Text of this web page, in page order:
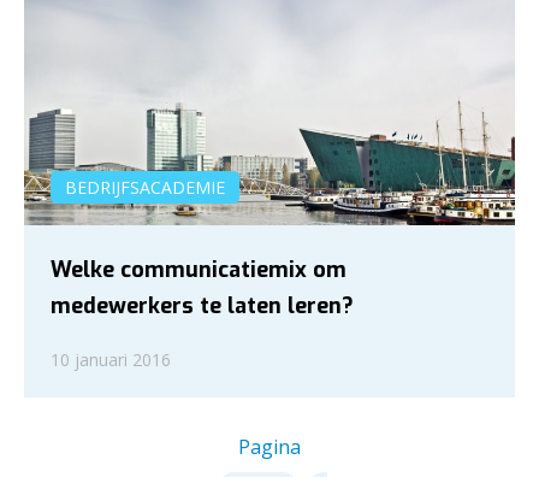
BEDRIJFSACADEMIE
Welke communicatiemix om
medewerkers te laten leren?
10 januari 2016
Pagina